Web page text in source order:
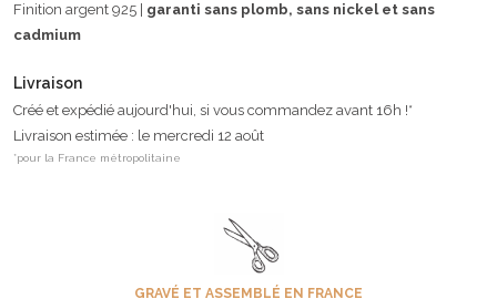
Finition argent 925 | garanti sans plomb, sans nickel et sans
cadmium
Livraison
Créé et expédié aujourd'hui, si vous commandez avant 16h !*
Livraison estimée : le mercredi 12 août
*pour la France métropolitaine
GRAVÉ ET ASSEMBLÉ EN FRANCE